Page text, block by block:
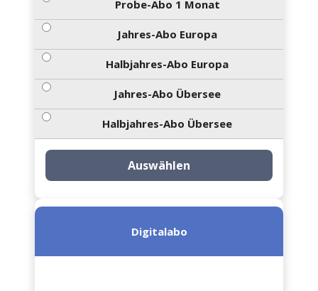
Probe-Abo 1 Monat
Jahres-Abo Europa
Halbjahres-Abo Europa
Jahres-Abo Übersee
Halbjahres-Abo Übersee
Auswählen
Digitalabo